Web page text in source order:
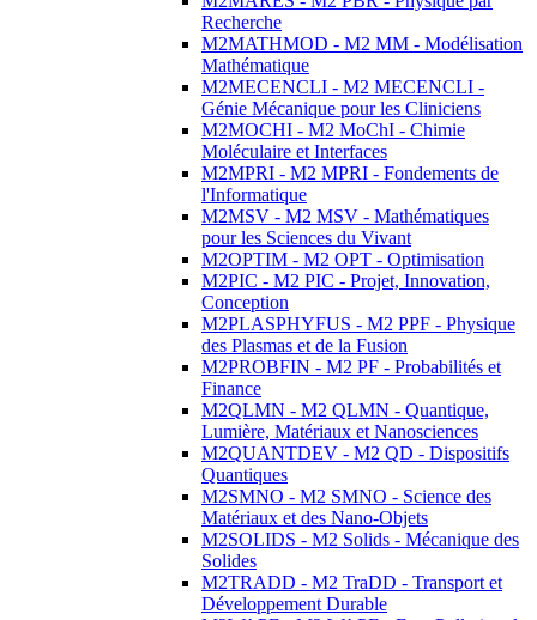
Recherche
M2MATHMOD - M2 MM - Modélisation
Mathématique
M2MECENCLI - M2 MECENCLI -
Génie Mécanique pour les Cliniciens
M2MOCHI - M2 MoChI - Chimie
Moléculaire et Interfaces
M2MPRI - M2 MPRI - Fondements de
l'Informatique
M2MSV - M2 MSV - Mathématiques
pour les Sciences du Vivant
M2OPTIM - M2 OPT - Optimisation
M2PIC - M2 PIC - Projet, Innovation,
Conception
M2PLASPHYFUS - M2 PPF - Physique
des Plasmas et de la Fusion
M2PROBFIN - M2 PF - Probabilités et
Finance
M2QLMN - M2 QLMN - Quantique,
Lumière, Matériaux et Nanosciences
M2QUANTDEV - M2 QD - Dispositifs
Quantiques
M2SMNO - M2 SMNO - Science des
Matériaux et des Nano-Objets
M2SOLIDS - M2 Solids - Mécanique des
Solides
M2TRADD - M2 TraDD - Transport et
Développement Durable